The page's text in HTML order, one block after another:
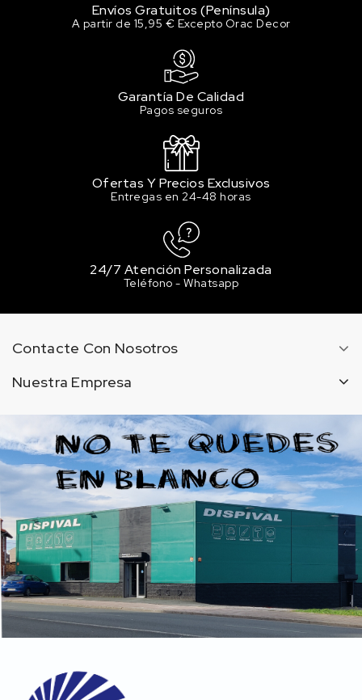
Envíos Gratuitos (Península)
A partir de 15,95 € Excepto Orac Decor
Garantía De Calidad
Pagos seguros
Ofertas Y Precios Exclusivos
Entregas en 24-48 horas
24/7 Atención Personalizada
Teléfono - Whatsapp
Contacte Con Nosotros
Nuestra Empresa